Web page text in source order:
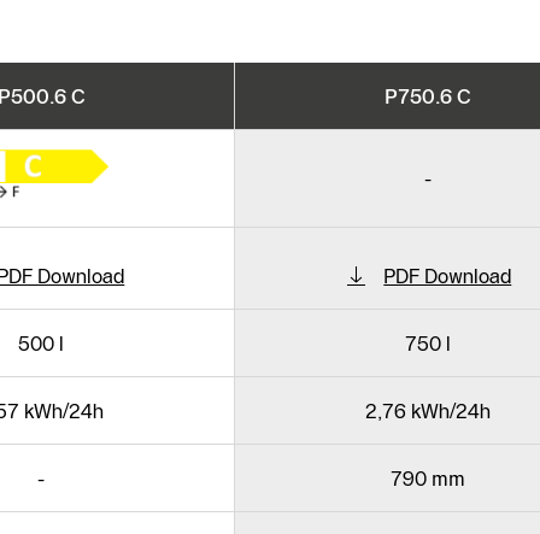
C P750.6 C
-
Download PDF Download
500 l 750 l
kWh/24h 2,76 kWh/24h
- 790 mm